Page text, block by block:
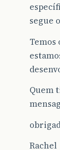
segue
Temos
Quem
Rachel